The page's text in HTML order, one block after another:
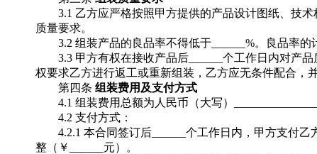
3.1 乙方应严格按照甲方提供的产品设计图纸、技
质量要求。
3.2 组装产品的良品率不得低于______%。良品率的
3.3 甲方有权在接收产品后______个工作日内对产
权要求乙方进行返工或重新组装，乙方应无条件配合，
第四条组装费用及支付方式
4.1 组装费用总额为人民币（大写）
4.2 支付方式：
4.2.1 本合同签订后______个工作日内，甲方支付乙
整（￥______元）。